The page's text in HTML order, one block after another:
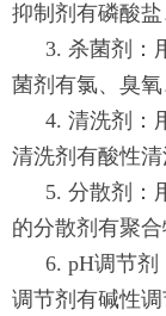
抑制剂有磷酸
3. 杀菌剂：
菌剂有氯、臭
4. 清洗剂：
清洗剂有酸性清
5. 分散剂：
的分散剂有聚合
6. pH调节
调节剂有碱性调